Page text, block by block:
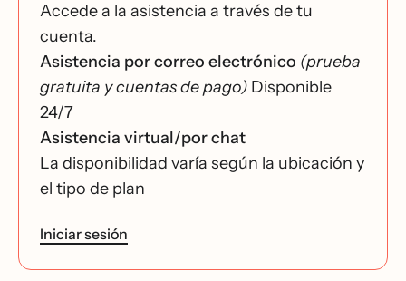
Accede a la asistencia a través de tu
cuenta.
Asistencia por correo electrónico (prueba
gratuita y cuentas de pago) Disponible
24/7
Asistencia virtual/por chat
La disponibilidad varía según la ubicación y
el tipo de plan
Iniciar sesión